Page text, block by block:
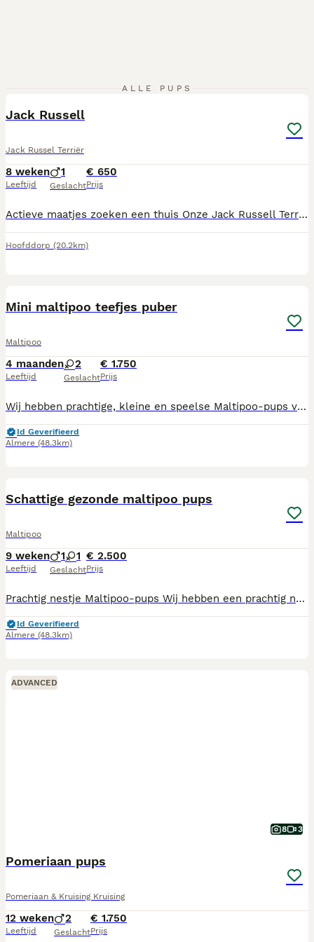
ALLE PUPS
Jack Russell
Jack Russel Terriër
8 weken
Leeftijd
1
Geslacht
€ 650
Prijs
Actieve maatjes zoeken een thuis Onze Jack Russell Terriër pups staan te popelen om de wereld te ontdekken. Het zijn vrolijke, nieuwsgierige hondjes die graag bezig zijn en genieten van menselijk gezelschap. We zoeken voor iedere pup een eigenaar die tijd heeft voor spel, aandacht en nieuwe avonturen.
Hoofddorp (20.2km)
Mini maltipoo teefjes puber
Maltipoo
4 maanden
Leeftijd
2
Geslacht
€ 1.750
Prijs
Wij hebben prachtige, kleine en speelse Maltipoo-pups van 3,5 maand oud. De moeder is aanwezig en patella-vrij getest. De vader is een dekreu van 2 kg, patella-vrij getest en ECVO-goedgekeurd (ogen). De pups zijn: • ingeënt; • meerdere keren ontwormd; • gechipt en geregistreerd; • in het bezit van een Europees paspoort; • door de dierenarts volledig gezond verklaard. Wij beschikken over een UBN-nummer en het diploma Houden van Honden en Katten. Onze schattige pups mogen direct verhuizen naar een liefdevol nieuw thuis. U bent van harte welkom om de pups vrijblijvend te komen bekijken. Reserveren is mogelijk tegen een aanbetaling van € 250. Prijs: € 1.750 Wij reageren uitsluitend telefonisch. E-mails en sms-berichten vinden wij te onpersoonlijk.
Id Geverifieerd
Almere (48.3km)
Schattige gezonde maltipoo pups
Maltipoo
9 weken
Leeftijd
1 1
Geslacht
€ 2.500
Prijs
Prachtig nestje Maltipoo-pups Wij hebben een prachtig nestje Maltipoo-pups beschikbaar. Heeft u geen vakantieplannen? Dan is dit een mooie kans om een lieve pup in huis te nemen. De moeder is bij ons aanwezig . Het is haar eerste nestje en zij is patella-vrij getest. De vader is een Toy Poedel, eveneens patella-vrij en ECVO-goedgekeurd. Een groot voordeel van dit ras is dat de honden nauwelijks verharen en geen typische hondengeur hebben. Onze pups zullen een volwassen gewicht bereiken van ongeveer 2,5 tot 4 kg. Alle pups zijn: • ingeënt; • meerdere keren ontwormd; • door de dierenarts nagekeken en gezond verklaard; • gechipt en geregistreerd; • in het bezit van een Europees dierenpaspoort. Wij beschikken over een UBN-nummer en het diploma Houden van Honden en Katten. Bij aankoop van een pup ontvangt u een koopovereenkomst, zodat u zekerheid en garantie heeft. Wilt u een afspraak maken om de pups te bezoeken? Dan verzoeken wij u vriendelijk telefonisch contact met ons op te nemen. Wij geven de voorkeur aan een persoonlijk gesprek. U bent van harte welkom om de pups vrijblijvend te komen bekijken. Is er een klik, dan kunt u een pup reserveren. De reserveringskosten bedragen € 250. Prijs: € 2.500 Wij reageren niet op biedingen, e-mails of WhatsApp-berichten. Bent u serieus geïnteresseerd, dan nodigen wij u van harte uit om telefonisch contact op te nemen en langs te komen.
Id Geverifieerd
Almere (48.3km)
ADVANCED
8 3
Pomeriaan pups
Pomeriaan & Kruising Kruising
12 weken
Leeftijd
2
Geslacht
€ 1.750
Prijs